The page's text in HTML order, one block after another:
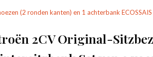
(2 ronden kanten) en 1 achterbank
2CV Original-